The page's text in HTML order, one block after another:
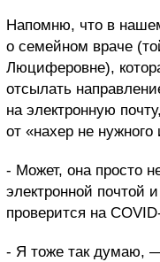
Напомню, что в
о семейном враче
Люциферовне),
отсылать
на электронную
от «нахер не нужного
- Может, она просто
электронной почтой
проверится на
- Я тоже так думаю,